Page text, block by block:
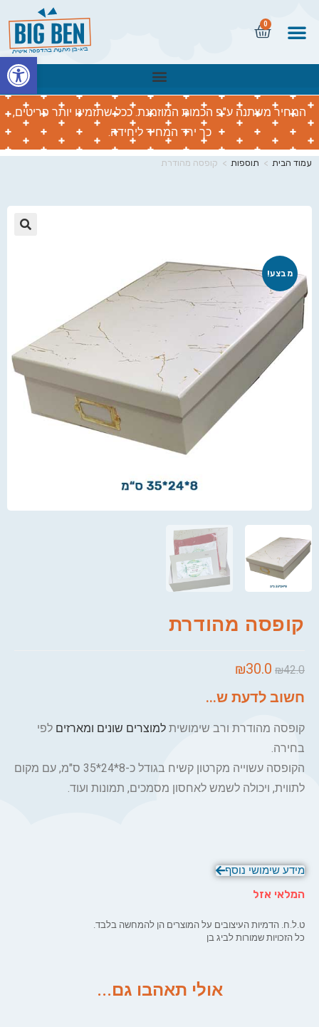
0
המחיר משתנה ע"פ הכמות המוזמנת. ככל שתזמינו יותר פריטים,
כך ירד המחיר ליחידה.
עמוד הבית > תוספות > קופסה מהודרת
מבצע!
קופסה מהודרת
₪42.0
₪30.0
חשוב לדעת ש...
קופסה מהודרת ורב שימושית למוצרים שונים ומארזים לפי
בחירה.
הקופסה עשוייה מקרטון קשיח בגודל כ-8*24*35 ס"מ, עם מקום
לתווית, ויכולה לשמש לאחסון מסמכים, תמונות ועוד.
מידע שימושי נוסף
המלאי אזל
ט.ל.ח. הדמיות העיצובים על המוצרים הן להמחשה בלבד.
כל הזכויות שמורות לביג בן
אולי תאהבו גם...